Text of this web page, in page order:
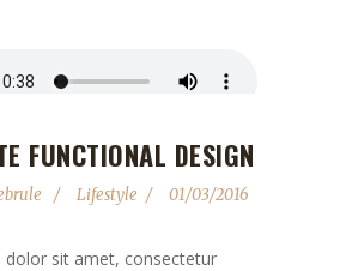
FUNCTIONAL DESIGN
Lifestyle 01/03/2016
dolor sit amet, consectetur